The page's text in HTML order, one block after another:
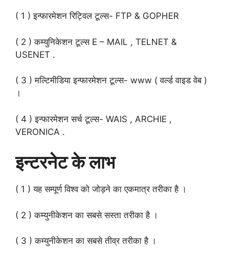
( 1 ) इन्फारमेशन रिट्विल टूल्स- FTP & GOPHER
( 2 ) कम्युनिकेशन टूल्स E – MAIL , TELNET &
USENET .
( 3 ) मल्टिमीडिया इन्फारमेशन टूल्स- www ( वर्ल्ड वाइड वेब )
।
( 4 ) इन्फारमेशन सर्च टूल्स- WAIS , ARCHIE ,
VERONICA .
इन्टरनेट के लाभ
( 1 ) यह सम्पूर्ण विश्व को जोड़ने का एकमात्र तरीका है ।
( 2 ) कम्युनीकेशन का सबसे सस्ता तरीका है ।
( 3 ) कम्युनीकेशन का सबसे तीव्र तरीका है ।